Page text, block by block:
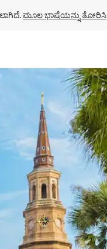
ಮೂಲ ಭಾಷೆಯನ್ನು ತೋರಿಸಿ